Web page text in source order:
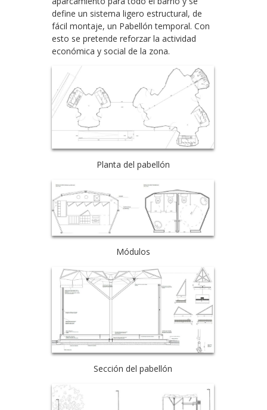
define un sistema ligero estructural, de
fácil montaje, un Pabellón temporal. Con
esto se pretende reforzar la actividad
económica y social de la zona.
Planta del pabellón
Módulos
Sección del pabellón